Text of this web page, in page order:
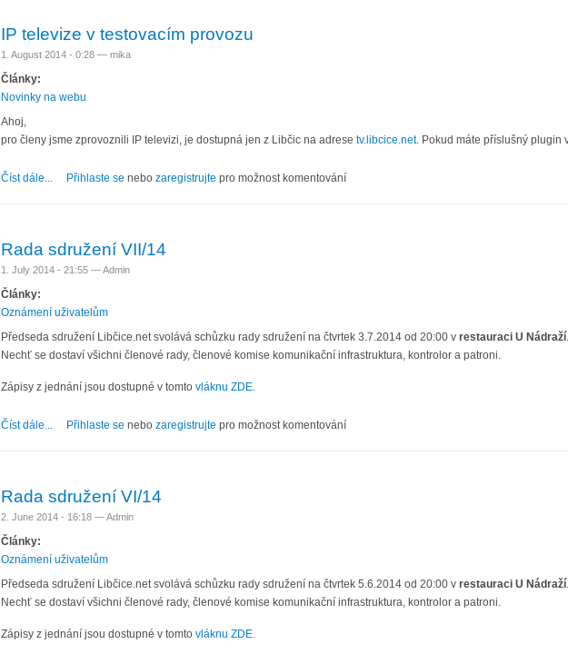
IP televize v testovacím provozu
1. August 2014 - 0:28 — mika
Články:
Novinky na webu
Ahoj,
pro členy jsme zprovoznili IP televizi, je dostupná jen z Libčic na adrese tv.libcice.net. Pokud máte příslušný plugin
Číst dále... about IP televize v testovacím provozu
Přihlaste se nebozaregistrujte pro možnost komentování
Rada sdružení VII/14
1. July 2014 - 21:55 —Admin
Články:
Oznámení uživatelům
Předseda sdružení Libčice.net svolává schůzku rady sdružení na čtvrtek 3.7.2014 od 20:00 v restauraci U Nádraží.
Nechť se dostaví všichni členové rady, členové komise komunikační infrastruktura, kontrolor a patroni.
Zápisy z jednání jsou dostupné v tomto vláknu ZDE.
Číst dále... about Rada sdružení VII/14
Přihlaste se nebozaregistrujte pro možnost komentování
Rada sdružení VI/14
2. June 2014 - 16:18 —Admin
Články:
Oznámení uživatelům
Předseda sdružení Libčice.net svolává schůzku rady sdružení na čtvrtek 5.6.2014 od 20:00 v restauraci U Nádraží.
Nechť se dostaví všichni členové rady, členové komise komunikační infrastruktura, kontrolor a patroni.
Zápisy z jednání jsou dostupné v tomto vláknu ZDE.